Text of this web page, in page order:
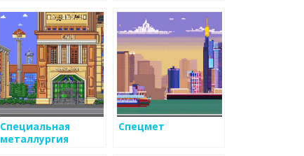
Специальная
металлургия
Спецмет